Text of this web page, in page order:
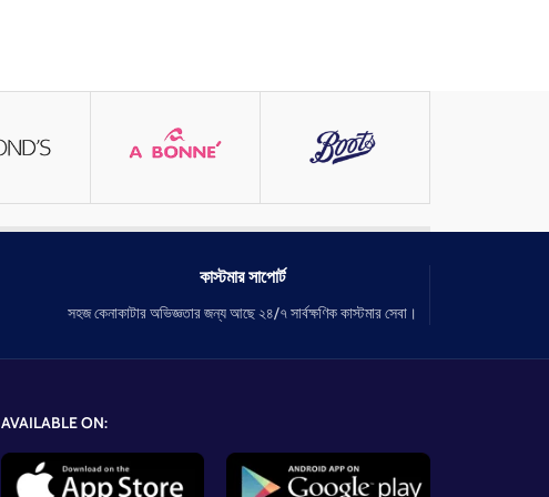
কাস্টমার সাপোর্ট
সহজ কেনাকাটার অভিজ্ঞতার জন্য আছে ২৪/৭ সার্বক্ষণিক কাস্টমার সেবা।
AVAILABLE ON: